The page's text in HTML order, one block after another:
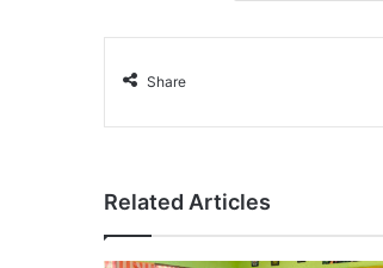
Share
Related Articles